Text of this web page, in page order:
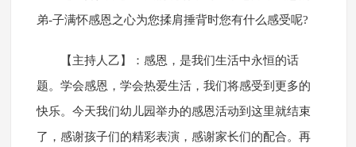
弟-子满怀感恩之心为您揉肩捶背时您有什么感受呢?
【主持人乙】：感恩，是我们生活中永恒的话
题。学会感恩，学会热爱生活，我们将感受到更多的
快乐。今天我们幼儿园举办的感恩活动到这里就结束
了，感谢孩子们的精彩表演，感谢家长们的配合。再